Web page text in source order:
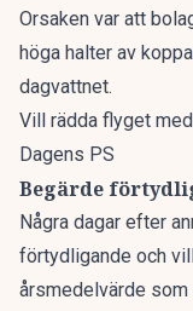
Orsaken var att
höga halter av
dagvattnet.
Vill rädda flyget
Dagens PS
Begärde
Några dagar efter
förtydligande och
årsmedelvärde